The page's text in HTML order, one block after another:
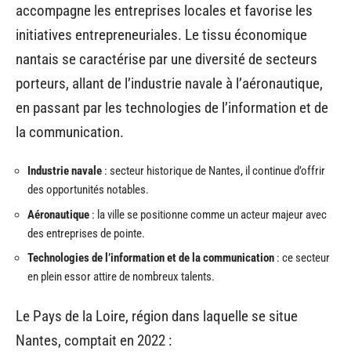
accompagne les entreprises locales et favorise les
initiatives entrepreneuriales. Le tissu économique
nantais se caractérise par une diversité de secteurs
porteurs, allant de l’industrie navale à l’aéronautique,
en passant par les technologies de l’information et de
la communication.
Industrie navale : secteur historique de Nantes, il continue d’offrir
des opportunités notables.
Aéronautique : la ville se positionne comme un acteur majeur avec
des entreprises de pointe.
Technologies de l’information et de la communication : ce secteur
en plein essor attire de nombreux talents.
Le Pays de la Loire, région dans laquelle se situe
Nantes, comptait en 2022 :